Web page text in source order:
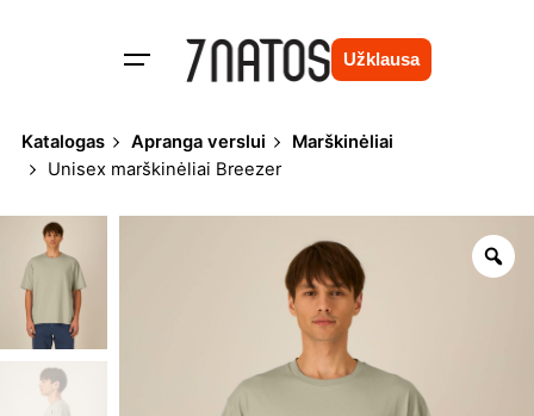
Užklausa
Katalogas Apranga verslui
Marškinėliai
Unisex marškinėliai Breezer